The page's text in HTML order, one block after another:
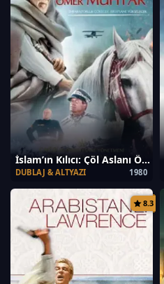
İslam’ın Kılıcı: Çöl Aslanı Ömer Muhtar
1980
DUBLAJ & ALTYAZI
8.3